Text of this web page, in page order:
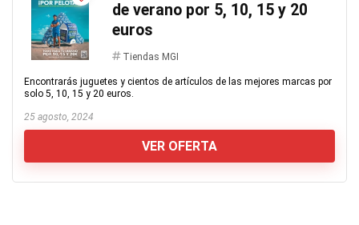
de verano por 5, 10, 15 y 20
euros
Tiendas MGI
Encontrarás juguetes y cientos de artículos de las mejores marcas por
solo 5, 10, 15 y 20 euros.
25 agosto, 2024
VER OFERTA